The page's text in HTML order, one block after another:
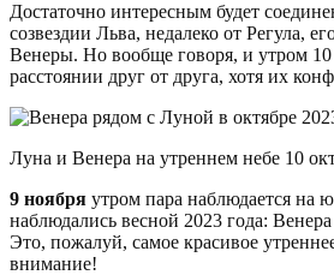
Достаточно интересным будет
созвездии Льва, недалеко от Регула,
Венеры. Но вообще говоря, и утром 10
расстоянии друг от друга, хотя их
Луна и Венера на утреннем небе 10
9 ноября утром пара наблюдается на
наблюдались весной 2023 года:
Это, пожалуй, самое красивое
внимание!